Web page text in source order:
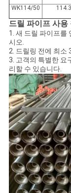
WK114/50
114.3
드릴 파이프 사용
1. 새 드릴 파이프를
시오.
2. 드릴링 전에 최소
3. 고객의 특별한 요
리할 수 있습니다.